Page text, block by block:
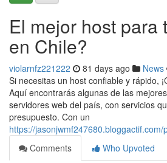
El mejor host para
en Chile?
violarnfz221222 81 days ago News
Si necesitas un host confiable y rápido,
Aquí encontrarás algunas de las
servidores web del país, con servicios
presupuesto. Con un
https://jasonjwmf247680.bloggactif.com/
Comments
Who Upvoted